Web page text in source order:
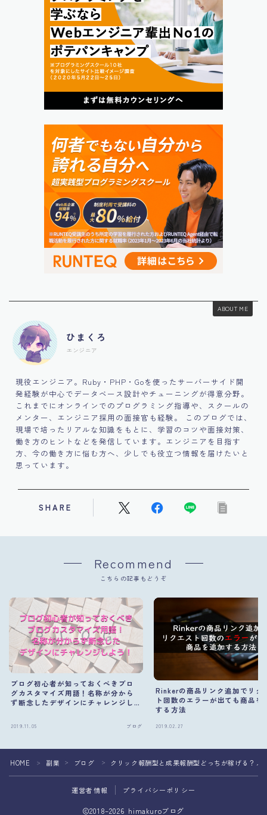
ABOUT ME
ひまくろ
エンジニア
現役エンジニア。Ruby・PHP・Goを使ったサーバーサイド開
発経験が中心でデータベース設計やチューニングが得意分野。
これまでにオンラインでのプログラミング指導や、スクールの
メンター、エンジニア採用の面接官も経験。 このブログでは、
現場で培ったリアルな知識をもとに、学習のコツや面接対策、
働き方のヒントなどを発信しています。エンジニアを目指す
方、今の働き方に悩む方へ、少しでも役立つ情報を届けたいと
思っています。
SHARE
Recommend
こちらの記事もどうぞ
ブログ初心者が知っておくべきブロ
グカスタマイズ用語！名称が分から
ず断念したデザインにチャレンジし
2019.11.05 ブログ
Rinkerの商品リンク追加でリク
ト回数のエラーが出ても商品を
する方法
2019.02.27
HOME ＞ 副業 ＞ ブログ ＞ クリック報酬型と成果報酬型どっちが稼げる？メ
運営者情報 プライバシーポリシー
2018–2026 himakuroブログ